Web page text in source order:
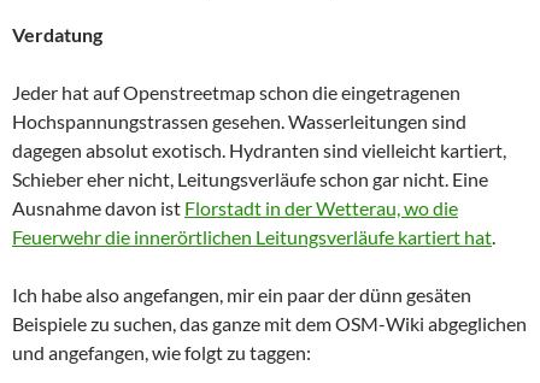
Verdatung
Jeder hat auf Openstreetmap schon die eingetragenen
Hochspannungstrassen gesehen. Wasserleitungen sind
dagegen absolut exotisch. Hydranten sind vielleicht kartiert,
Schieber eher nicht, Leitungsverläufe schon gar nicht. Eine
Ausnahme davon ist Florstadt in der Wetterau, wo die
Feuerwehr die innerörtlichen Leitungsverläufe kartiert hat
Ich habe also angefangen, mir ein paar der dünn gesäten
Beispiele zu suchen, das ganze mit dem OSM-Wiki abgeglichen
und angefangen, wie folgt zu taggen: